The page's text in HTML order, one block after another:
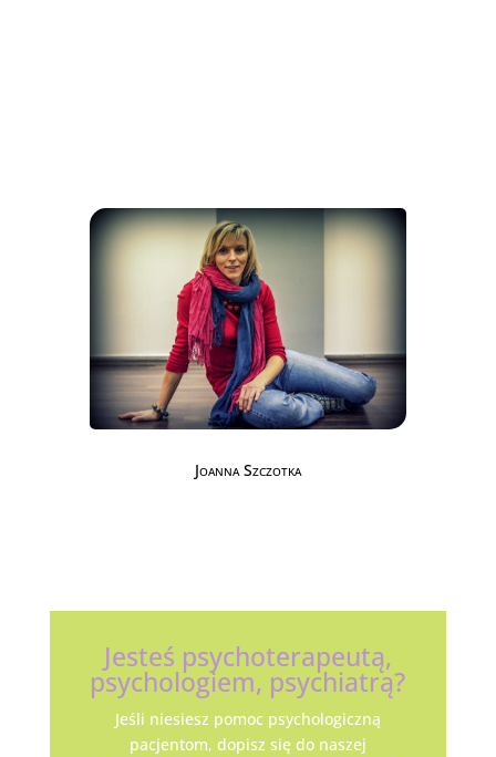
Joanna Szczotka
Jesteś psychoterapeutą,
psychologiem, psychiatrą?
Jeśli niesiesz pomoc psychologiczną
pacjentom, dopisz się do naszej